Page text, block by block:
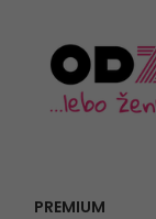
PREMIUM